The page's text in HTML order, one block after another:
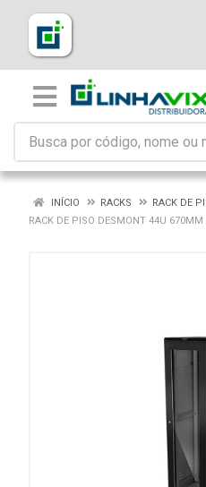
INÍCIO RACKS
RACK DE
RACK DE PISO DESMONT 44U